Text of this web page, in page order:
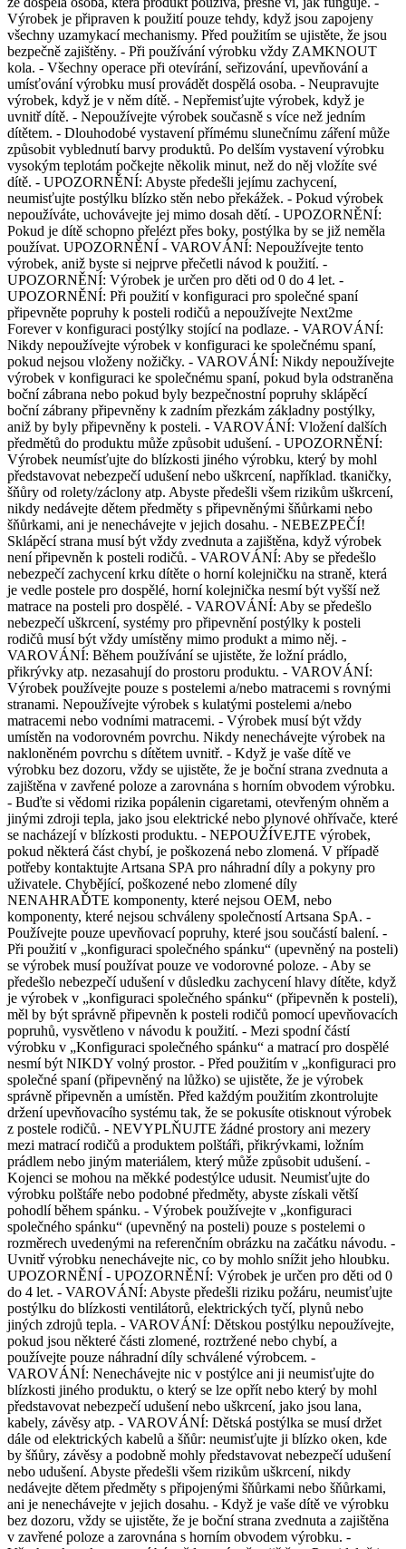
Výrobek je připraven k použití pouze tehdy, když jsou zapojeny
všechny uzamykací mechanismy. Před použitím se ujistěte, že jsou
bezpečně zajištěny. - Při používání výrobku vždy ZAMKNOUT
kola. - Všechny operace při otevírání, seřizování, upevňování a
umísťování výrobku musí provádět dospělá osoba. - Neupravujte
výrobek, když je v něm dítě. - Nepřemisťujte výrobek, když je
uvnitř dítě. - Nepoužívejte výrobek současně s více než jedním
dítětem. - Dlouhodobé vystavení přímému slunečnímu záření může
způsobit vyblednutí barvy produktů. Po delším vystavení výrobku
vysokým teplotám počkejte několik minut, než do něj vložíte své
dítě. - UPOZORNĚNÍ: Abyste předešli jejímu zachycení,
neumisťujte postýlku blízko stěn nebo překážek. - Pokud výrobek
nepoužíváte, uchovávejte jej mimo dosah dětí. - UPOZORNĚNÍ:
Pokud je dítě schopno přelézt přes boky, postýlka by se již neměla
používat. UPOZORNĚNÍ - VAROVÁNÍ: Nepoužívejte tento
výrobek, aniž byste si nejprve přečetli návod k použití. -
UPOZORNĚNÍ: Výrobek je určen pro děti od 0 do 4 let. -
UPOZORNĚNÍ: Při použití v konfiguraci pro společné spaní
připevněte popruhy k posteli rodičů a nepoužívejte Next2me
Forever v konfiguraci postýlky stojící na podlaze. - VAROVÁNÍ:
Nikdy nepoužívejte výrobek v konfiguraci ke společnému spaní,
pokud nejsou vloženy nožičky. - VAROVÁNÍ: Nikdy nepoužívejte
výrobek v konfiguraci ke společnému spaní, pokud byla odstraněna
boční zábrana nebo pokud byly bezpečnostní popruhy sklápěcí
boční zábrany připevněny k zadním přezkám základny postýlky,
aniž by byly připevněny k posteli. - VAROVÁNÍ: Vložení dalších
předmětů do produktu může způsobit udušení. - UPOZORNĚNÍ:
Výrobek neumísťujte do blízkosti jiného výrobku, který by mohl
představovat nebezpečí udušení nebo uškrcení, například. tkaničky,
šňůry od rolety/záclony atp. Abyste předešli všem rizikům uškrcení,
nikdy nedávejte dětem předměty s připevněnými šňůrkami nebo
šňůrkami, ani je nenechávejte v jejich dosahu. - NEBEZPEČÍ!
Sklápěcí strana musí být vždy zvednuta a zajištěna, když výrobek
není připevněn k posteli rodičů. - VAROVÁNÍ: Aby se předešlo
nebezpečí zachycení krku dítěte o horní kolejničku na straně, která
je vedle postele pro dospělé, horní kolejnička nesmí být vyšší než
matrace na posteli pro dospělé. - VAROVÁNÍ: Aby se předešlo
nebezpečí uškrcení, systémy pro připevnění postýlky k posteli
rodičů musí být vždy umístěny mimo produkt a mimo něj. -
VAROVÁNÍ: Během používání se ujistěte, že ložní prádlo,
přikrývky atp. nezasahují do prostoru produktu. - VAROVÁNÍ:
Výrobek používejte pouze s postelemi a/nebo matracemi s rovnými
stranami. Nepoužívejte výrobek s kulatými postelemi a/nebo
matracemi nebo vodními matracemi. - Výrobek musí být vždy
umístěn na vodorovném povrchu. Nikdy nenechávejte výrobek na
nakloněném povrchu s dítětem uvnitř. - Když je vaše dítě ve
výrobku bez dozoru, vždy se ujistěte, že je boční strana zvednuta a
zajištěna v zavřené poloze a zarovnána s horním obvodem výrobku.
- Buďte si vědomi rizika popálenin cigaretami, otevřeným ohněm a
jinými zdroji tepla, jako jsou elektrické nebo plynové ohřívače, které
se nacházejí v blízkosti produktu. - NEPOUŽÍVEJTE výrobek,
pokud některá část chybí, je poškozená nebo zlomená. V případě
potřeby kontaktujte Artsana SPA pro náhradní díly a pokyny pro
uživatele. Chybějící, poškozené nebo zlomené díly
NENAHRAĎTE komponenty, které nejsou OEM, nebo
komponenty, které nejsou schváleny společností Artsana SpA. -
Používejte pouze upevňovací popruhy, které jsou součástí balení. -
Při použití v „konfiguraci společného spánku“ (upevněný na posteli)
se výrobek musí používat pouze ve vodorovné poloze. - Aby se
předešlo nebezpečí udušení v důsledku zachycení hlavy dítěte, když
je výrobek v „konfiguraci společného spánku“ (připevněn k posteli),
měl by být správně připevněn k posteli rodičů pomocí upevňovacích
popruhů, vysvětleno v návodu k použití. - Mezi spodní částí
výrobku v „Konfiguraci společného spánku“ a matrací pro dospělé
nesmí být NIKDY volný prostor. - Před použitím v „konfiguraci pro
společné spaní (připevněný na lůžko) se ujistěte, že je výrobek
správně připevněn a umístěn. Před každým použitím zkontrolujte
držení upevňovacího systému tak, že se pokusíte otisknout výrobek
z postele rodičů. - NEVYPLŇUJTE žádné prostory ani mezery
mezi matrací rodičů a produktem polštáři, přikrývkami, ložním
prádlem nebo jiným materiálem, který může způsobit udušení. -
Kojenci se mohou na měkké podestýlce udusit. Neumisťujte do
výrobku polštáře nebo podobné předměty, abyste získali větší
pohodlí během spánku. - Výrobek používejte v „konfiguraci
společného spánku“ (upevněný na posteli) pouze s postelemi o
rozměrech uvedenými na referenčním obrázku na začátku návodu. -
Uvnitř výrobku nenechávejte nic, co by mohlo snížit jeho hloubku.
UPOZORNĚNÍ - UPOZORNĚNÍ: Výrobek je určen pro děti od 0
do 4 let. - VAROVÁNÍ: Abyste předešli riziku požáru, neumisťujte
postýlku do blízkosti ventilátorů, elektrických tyčí, plynů nebo
jiných zdrojů tepla. - VAROVÁNÍ: Dětskou postýlku nepoužívejte,
pokud jsou některé části zlomené, roztržené nebo chybí, a
používejte pouze náhradní díly schválené výrobcem. -
VAROVÁNÍ: Nenechávejte nic v postýlce ani ji neumisťujte do
blízkosti jiného produktu, o který se lze opřít nebo který by mohl
představovat nebezpečí udušení nebo uškrcení, jako jsou lana,
kabely, závěsy atp. - VAROVÁNÍ: Dětská postýlka se musí držet
dále od elektrických kabelů a šňůr: neumisťujte ji blízko oken, kde
by šňůry, závěsy a podobně mohly představovat nebezpečí udušení
nebo udušení. Abyste předešli všem rizikům uškrcení, nikdy
nedávejte dětem předměty s připojenými šňůrkami nebo šňůrkami,
ani je nenechávejte v jejich dosahu. - Když je vaše dítě ve výrobku
bez dozoru, vždy se ujistěte, že je boční strana zvednuta a zajištěna
v zavřené poloze a zarovnána s horním obvodem výrobku. -